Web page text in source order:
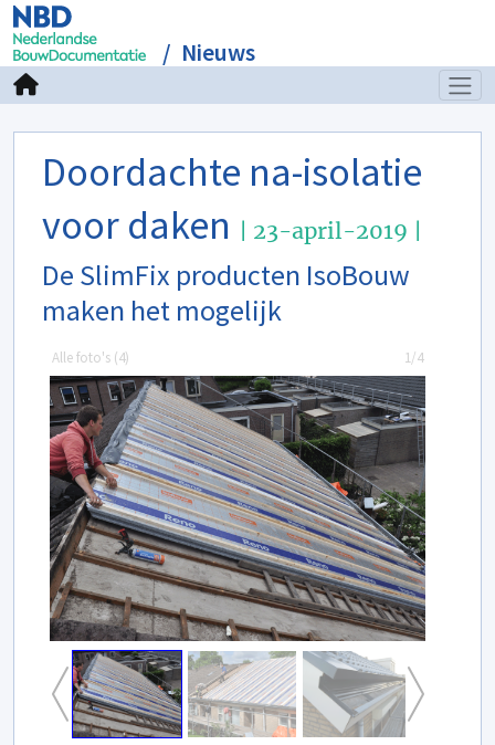
Nieuws
Doordachte na-isolatie
voor daken
| 23-april-2019 |
De SlimFix producten IsoBouw
maken het mogelijk
Alle foto's (4) 1/4